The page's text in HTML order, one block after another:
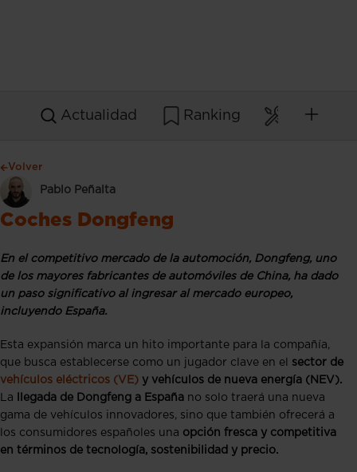
Actualidad Ranking
Volver
Pablo Peñalta
Coches Dongfeng
En el competitivo mercado de la automoción, Dongfeng, uno
de los mayores fabricantes de automóviles de China, ha dado
un paso significativo al ingresar al mercado europeo,
incluyendo España.
Esta expansión marca un hito importante para la compañía,
que busca establecerse como un jugador clave en el sector de
vehículos eléctricos (VE) y vehículos de nueva energía (NEV).
La
llegada de Dongfeng a España no solo traerá una nueva
gama de vehículos innovadores, sino que también ofrecerá a
los consumidores españoles una opción fresca y competitiva
en términos de tecnología, sostenibilidad y precio.